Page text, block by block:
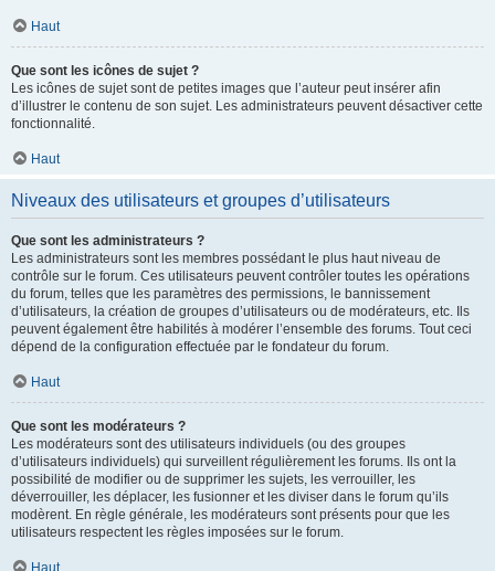
Haut
Que sont les icônes de sujet ?
Les icônes de sujet sont de petites images que l’auteur peut insérer afin
d’illustrer le contenu de son sujet. Les administrateurs peuvent désactiver cette
fonctionnalité.
Haut
Niveaux des utilisateurs et groupes d’utilisateurs
Que sont les administrateurs ?
Les administrateurs sont les membres possédant le plus haut niveau de
contrôle sur le forum. Ces utilisateurs peuvent contrôler toutes les opérations
du forum, telles que les paramètres des permissions, le bannissement
d’utilisateurs, la création de groupes d’utilisateurs ou de modérateurs, etc. Ils
peuvent également être habilités à modérer l’ensemble des forums. Tout ceci
dépend de la configuration effectuée par le fondateur du forum.
Haut
Que sont les modérateurs ?
Les modérateurs sont des utilisateurs individuels (ou des groupes
d’utilisateurs individuels) qui surveillent régulièrement les forums. Ils ont la
possibilité de modifier ou de supprimer les sujets, les verrouiller, les
déverrouiller, les déplacer, les fusionner et les diviser dans le forum qu’ils
modèrent. En règle générale, les modérateurs sont présents pour que les
utilisateurs respectent les règles imposées sur le forum.
Haut